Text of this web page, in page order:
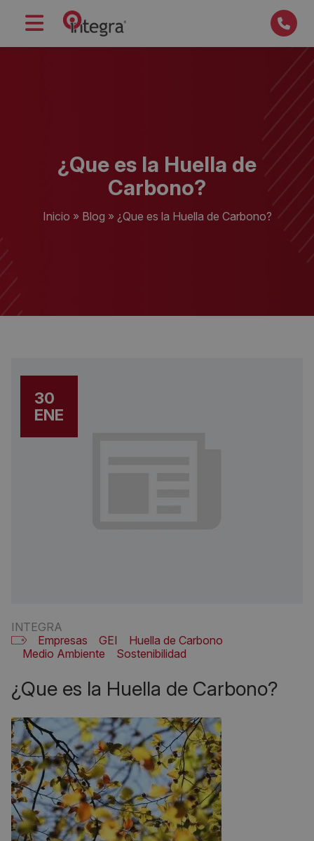
¿Que es la Huella de
Carbono?
Inicio » Blog » ¿Que es la Huella de Carbono?
30
ENE
INTEGRA
Empresas
GEI
Huella de Carbono
Medio Ambiente
Sostenibilidad
¿Que es la Huella de Carbono?